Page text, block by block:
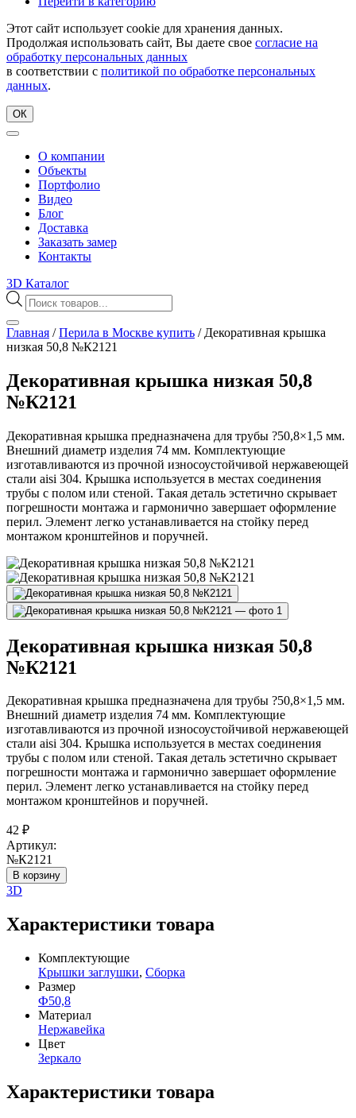
Этот сайт использует cookie для хранения данных.
Продолжая использовать сайт, Вы даете свое согласие на
обработку персональных данных
в соответствии с политикой по обработке персональных
данных.
ОК
О компании
Объекты
Портфолио
Видео
Блог
Доставка
Заказать замер
Контакты
3D Каталог
Поиск
товаров
Главная /Перила в Москве купить / Декоративная крышка
низкая 50,8 №К2121
Декоративная крышка низкая 50,8
№К2121
Декоративная крышка предназначена для трубы ?50,8×1,5 мм.
Внешний диаметр изделия 74 мм. Комплектующие
изготавливаются из прочной износоустойчивой нержавеющей
стали aisi 304. Крышка используется в местах соединения
трубы с полом или стеной. Такая деталь эстетично скрывает
погрешности монтажа и гармонично завершает оформление
перил. Элемент легко устанавливается на стойку перед
монтажом кронштейнов и поручней.
Декоративная крышка низкая 50,8
№К2121
Декоративная крышка предназначена для трубы ?50,8×1,5 мм.
Внешний диаметр изделия 74 мм. Комплектующие
изготавливаются из прочной износоустойчивой нержавеющей
стали aisi 304. Крышка используется в местах соединения
трубы с полом или стеной. Такая деталь эстетично скрывает
погрешности монтажа и гармонично завершает оформление
перил. Элемент легко устанавливается на стойку перед
монтажом кронштейнов и поручней.
42 ₽
Артикул:
№К2121
В корзину
3D
Характеристики товара
Комплектующие
Крышки заглушки, Сборка
Размер
Ф50,8
Материал
Нержавейка
Цвет
Зеркало
Характеристики товара